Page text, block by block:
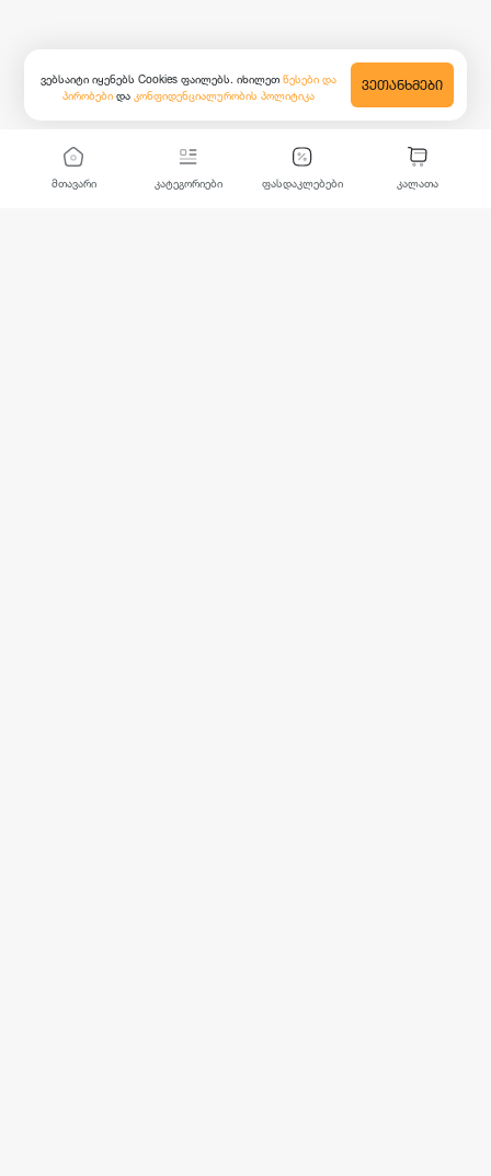
მთავარი კატეგორიები ფასდაკლებები კალათა
ვებსაიტი იყენებს Cookies ფაილებს. იხილეთ წესები და
პირობები და კონფიდენციალურობის პოლიტიკა
ᲕᲔᲗᲐᲜᲮᲛᲔᲑᲘ